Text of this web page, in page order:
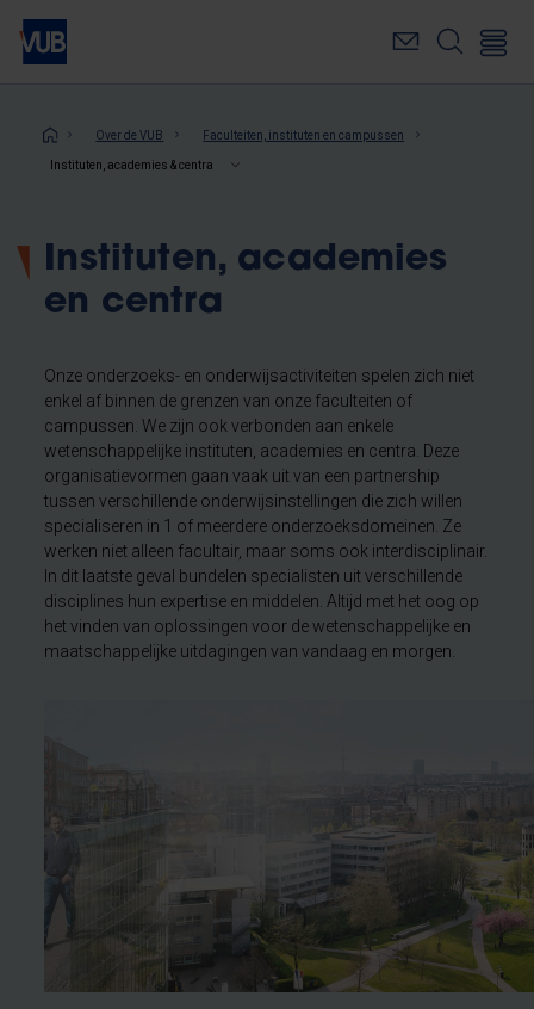
Overslaan
naar
inhoudKruimelpad
Over de VUB Faculteiten, instituten en campussen
Instituten, academies & centra
Instituten, academies
en centra
Onze onderzoeks- en onderwijsactiviteiten spelen zich niet
enkel af binnen de grenzen van onze faculteiten of
campussen. We zijn ook verbonden aan enkele
wetenschappelijke instituten, academies en centra. Deze
organisatievormen gaan vaak uit van een partnership
tussen verschillende onderwijsinstellingen die zich willen
specialiseren in 1 of meerdere onderzoeksdomeinen. Ze
werken niet alleen facultair, maar soms ook interdisciplinair.
In dit laatste geval bundelen specialisten uit verschillende
disciplines hun expertise en middelen. Altijd met het oog op
het vinden van oplossingen voor de wetenschappelijke en
maatschappelijke uitdagingen van vandaag en morgen.